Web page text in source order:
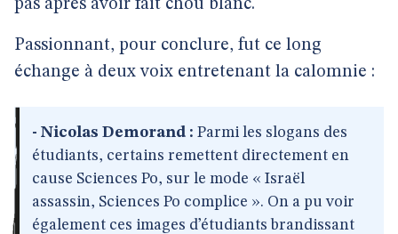
pas après avoir fait chou blanc.
Passionnant, pour conclure, fut ce long
échange à deux voix entretenant la calomnie :
- Nicolas Demorand : Parmi les slogans des
étudiants, certains remettent directement en
cause Sciences Po, sur le mode « Israël
assassin, Sciences Po complice ». On a pu voir
également ces images d’étudiants brandissant